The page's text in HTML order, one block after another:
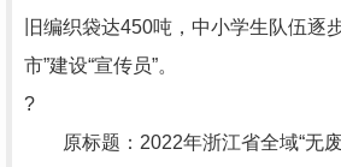
旧编织袋达450吨，中小学生队伍逐
市”建设“宣传员”。
?
原标题：2022年浙江省全域“无废